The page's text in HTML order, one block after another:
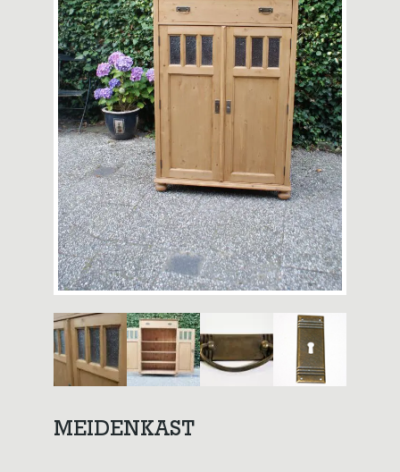
MEIDENKAST